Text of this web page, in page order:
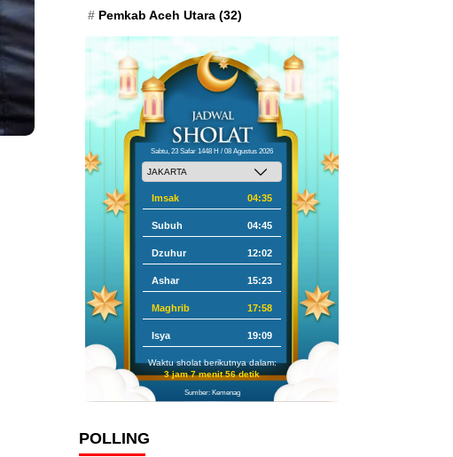
Pemkab Aceh Utara (32)
Sabtu, 23 Safar 1448 H / 08 Agustus 2026
Imsak 04:35
Subuh 04:45
Dzuhur 12:02
Ashar 15:23
Maghrib 17:58
Isya 19:09
Waktu sholat berikutnya dalam:
3 jam 7 menit 55 detik
Sumber: Kemenag
POLLING